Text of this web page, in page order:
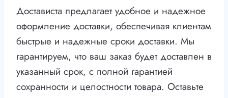
Достависта предлагает удобное и надежное
оформление доставки, обеспечивая клиентам
быстрые и надежные сроки доставки. Мы
гарантируем, что ваш заказ будет доставлен в
указанный срок, с полной гарантией
сохранности и целостности товара. Оставьте